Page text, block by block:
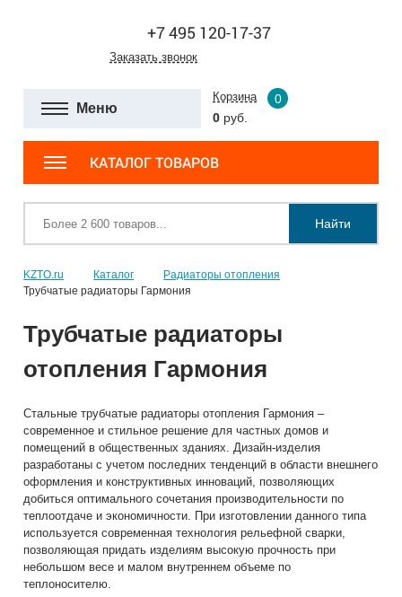
+7 495 120-17-37
Заказать звонок
Меню
Корзина
0
0 руб.
КАТАЛОГ ТОВАРОВ
Найти
KZTO.ru Каталог
Радиаторы отопления
Трубчатые радиаторы Гармония
Трубчатые радиаторы
отопления Гармония
Стальные трубчатые радиаторы отопления Гармония –
современное и стильное решение для частных домов и
помещений в общественных зданиях. Дизайн-изделия
разработаны с учетом последних тенденций в области внешнего
оформления и конструктивных инноваций, позволяющих
добиться оптимального сочетания производительности по
теплоотдаче и экономичности. При изготовлении данного типа
используется современная технология рельефной сварки,
позволяющая придать изделиям высокую прочность при
небольшом весе и малом внутреннем объеме по
теплоносителю.